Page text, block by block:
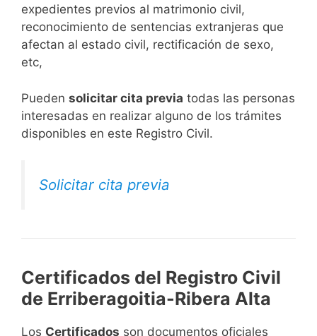
expedientes previos al matrimonio civil,
reconocimiento de sentencias extranjeras que
afectan al estado civil, rectificación de sexo,
etc,
​Pueden solicitar cita previa todas las personas
interesadas en realizar alguno de los trámites
disponibles en este Registro Civil.​
Solicitar cita previa
Certificados del Registro Civil
de Erriberagoitia-Ribera Alta
Los Certificados son documentos oficiales